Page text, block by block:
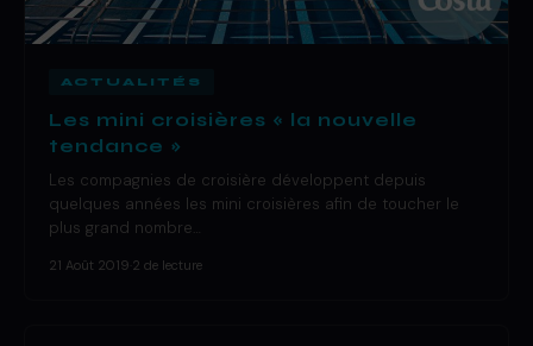
ACTUALITÉS
Les mini croisières « la nouvelle
tendance »
Les compagnies de croisière développent depuis
quelques années les mini croisières afin de toucher le
plus grand nombre…
21 Août 2019 2 de lecture